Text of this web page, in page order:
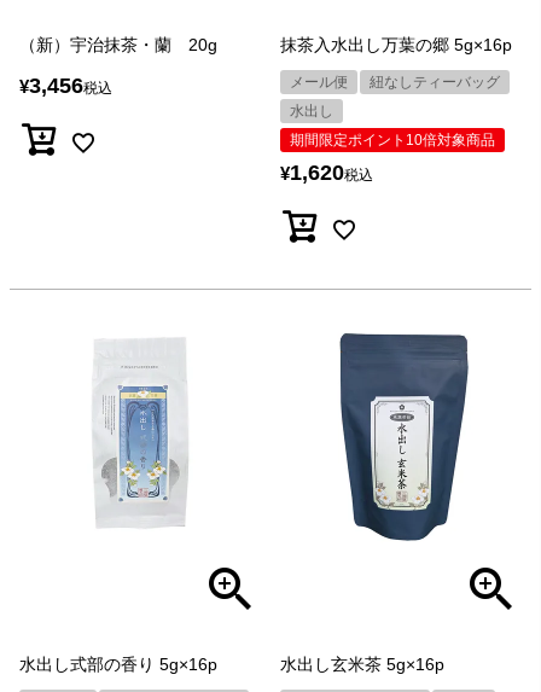
（新）宇治抹茶・蘭 20g
¥3,456税込
抹茶入水出し万葉の郷 5g×16p
メール便
紐なしティーバッグ
水出し
期間限定ポイント10倍対象商品
¥1,620税込
水出し式部の香り 5g×16p 水出し玄米茶 5g×16p